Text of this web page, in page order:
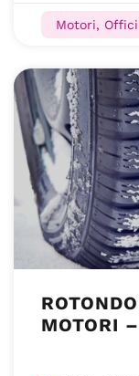
Motori,
MOTORI